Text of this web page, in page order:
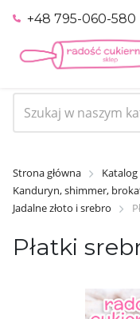
+48 795-060-580
Strona główna Katalog
Kanduryn, shimmer,
Jadalne złoto i srebro
Płatki